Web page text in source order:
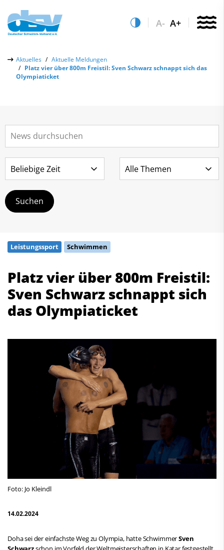
A- A+
Aktuelles
Aktuelle Meldungen
Platz vier über 800m Freistil: Sven Schwarz schnappt sich das
Olympiaticket
Leistungssport Schwimmen
Platz vier über 800m Freistil:
Sven Schwarz schnappt sich
das Olympiaticket
Foto: Jo Kleindl
14.02.2024
Doha sei der einfachste Weg zu Olympia, hatte SchwimmerSven
Über uns
Aktuelles
Leistungs- & Wettkampfsport
Schwimmen lernen
Sportentwicklung
Service
Vereinsfinder
Lizenzwesen
Zentrale Hinweisstelle
Anti-Doping
Recht auf sicheren Schwimmsport
Abteilungen
Freiwasserschwimmen
Wasserball
Synchronschwimmen
Masterssport
Deutscher Schwimm-Verband e.V.
Fax: +49 561 94083-15
info@dsv.de